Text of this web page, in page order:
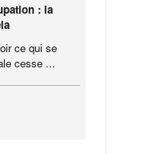
: la
ce qui se
cesse ...